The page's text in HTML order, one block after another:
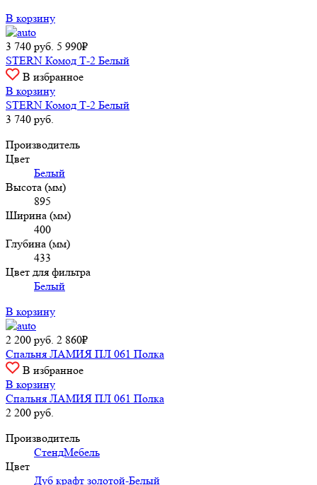
В корзину
3 740 руб. 5 990₽
STERN Комод Т-2 Белый
В избранное
В корзину
STERN Комод Т-2 Белый
3 740 руб.
Производитель
Цвет
Белый
Высота (мм)
895
Ширина (мм)
400
Глубина (мм)
433
Цвет для фильтра
Белый
В корзину
2 200 руб. 2 860₽
Спальня ЛАМИЯ ПЛ 061 Полка
В избранное
В корзину
Спальня ЛАМИЯ ПЛ 061 Полка
2 200 руб.
Производитель
СтендМебель
Цвет
Дуб крафт золотой-Белый